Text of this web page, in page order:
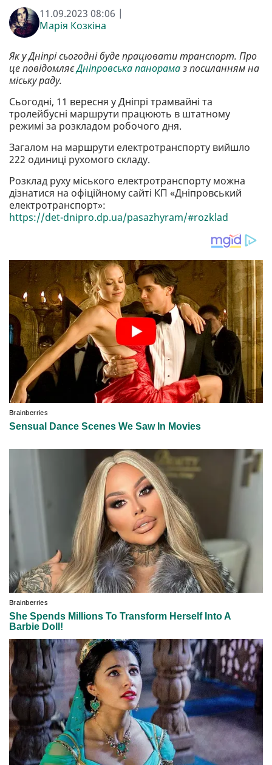
11.09.2023 08:06 |
Марія Козкіна
Як у Дніпрі сьогодні буде працювати транспорт. Про
це повідомляєДніпровська панорамаз посиланням на
міську раду.
Сьогодні, 11 вересня у Дніпрі трамвайні та
тролейбусні маршрути працюють в штатному
режимі за розкладом робочого дня.
Загалом на маршрути електротранспорту вийшло
222 одиниці рухомого складу.
Розклад руху міського електротранспорту можна
дізнатися на офіційному сайті КП «Дніпровський
електротранспорт»:
https://det-dnipro.dp.ua/pasazhyram/#rozklad